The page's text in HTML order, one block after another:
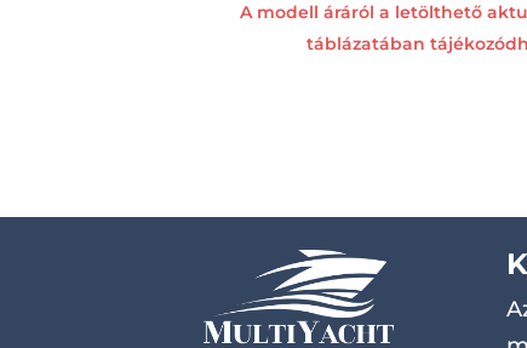
A modell áráról a letölthető
táblázatában